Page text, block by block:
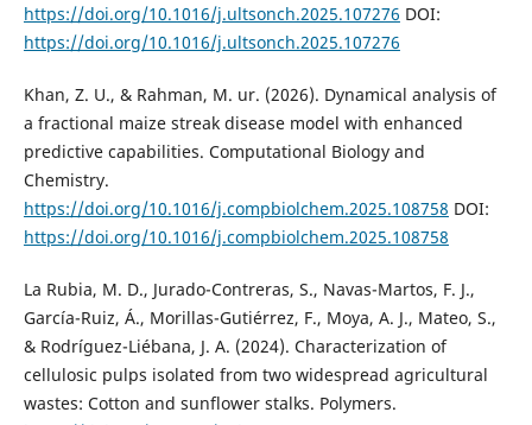
https://doi.org/10.1016/j.ultsonch.2025.107276 DOI:
https://doi.org/10.1016/j.ultsonch.2025.107276
Khan, Z. U., & Rahman, M. ur. (2026). Dynamical analysis of
a fractional maize streak disease model with enhanced
predictive capabilities. Computational Biology and
Chemistry.
https://doi.org/10.1016/j.compbiolchem.2025.108758 DOI:
https://doi.org/10.1016/j.compbiolchem.2025.108758
La Rubia, M. D., Jurado-Contreras, S., Navas-Martos, F. J.,
García-Ruiz, Á., Morillas-Gutiérrez, F., Moya, A. J., Mateo, S.,
& Rodríguez-Liébana, J. A. (2024). Characterization of
cellulosic pulps isolated from two widespread agricultural
wastes: Cotton and sunflower stalks. Polymers.